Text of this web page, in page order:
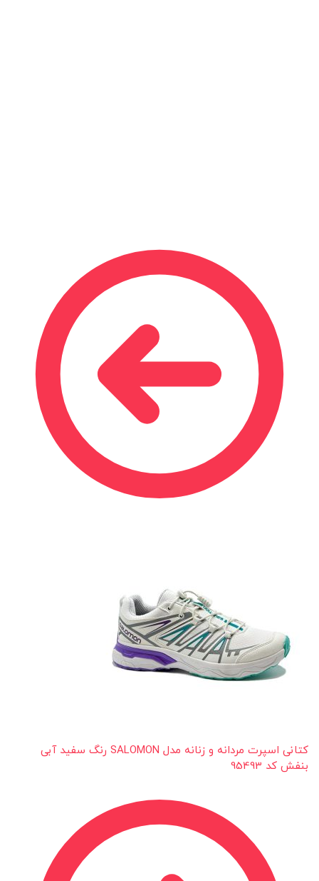
کتانی اسپرت مردانه و زنانه مدل SALOMON رنگ سفید آبی
بنفش کد 95493